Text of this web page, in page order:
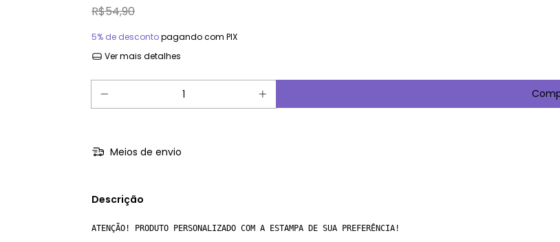
R$54,90
5% de descontopagando com PIX
Ver mais detalhes
Meios de envio
Descrição
ATENÇÃO! PRODUTO PERSONALIZADO COM A ESTAMPA DE SUA PREFERÊNCIA!